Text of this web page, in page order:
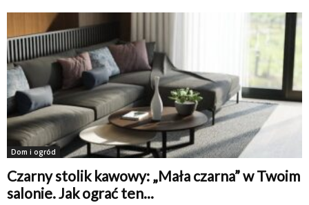
Dom i ogród
Czarny stolik kawowy: „Mała czarna” w Twoim
salonie. Jak ograć ten...